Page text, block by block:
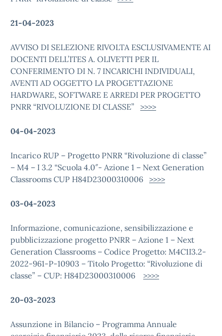
21-04-2023
AVVISO DI SELEZIONE RIVOLTA ESCLUSIVAMENTE AI
DOCENTI DELL’ITES A. OLIVETTI PER IL
CONFERIMENTO DI N. 7 INCARICHI INDIVIDUALI,
AVENTI AD OGGETTO LA PROGETTAZIONE
HARDWARE, SOFTWARE E ARREDI PER PROGETTO
PNRR “RIVOLUZIONE DI CLASSE” >>>>
04-04-2023
Incarico RUP – Progetto PNRR “Rivoluzione di classe”
– M4 – I 3.2 “Scuola 4.0″- Azione 1 – Next Generation
Classrooms CUP H84D23000310006 >>>>
03-04-2023
Informazione, comunicazione, sensibilizzazione e
pubblicizzazione progetto PNRR – Azione 1 – Next
Generation Classrooms – Codice Progetto: M4C1I3.2-
2022-961-P-10903 – Titolo Progetto: “Rivoluzione di
classe” – CUP: H84D23000310006 >>>>
20-03-2023
Assunzione in Bilancio – Programma Annuale